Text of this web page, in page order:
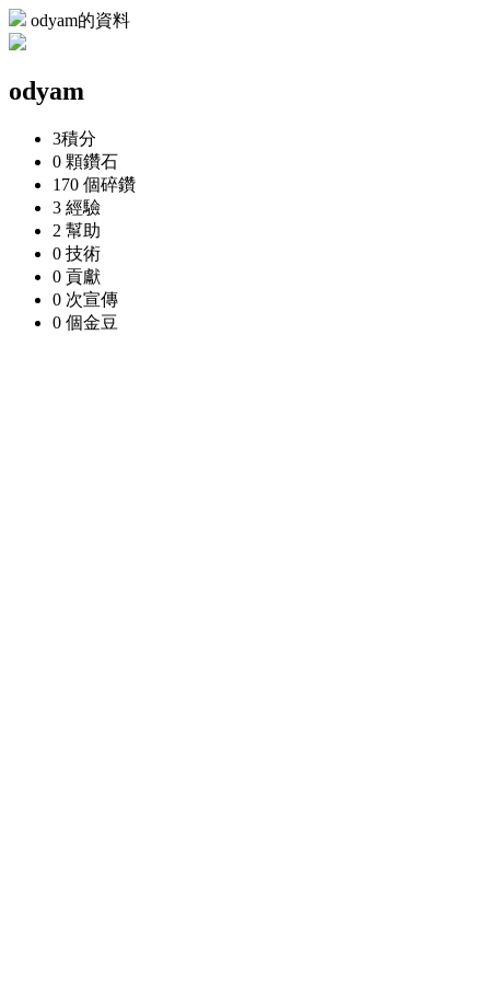
odyam的資料
odyam
3積分
0 顆鑽石
170 個碎鑽
3 經驗
2 幫助
0 技術
0 貢獻
0 次宣傳
0 個金豆